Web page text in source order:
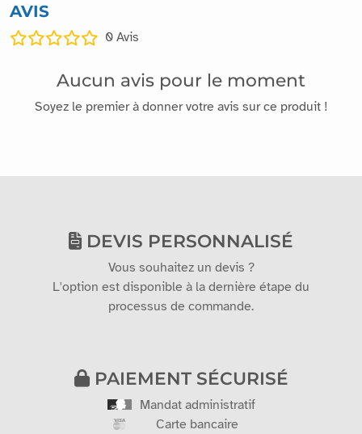
AVIS
0 Avis
Aucun avis pour le moment
Soyez le premier à donner votre avis sur ce produit !
DEVIS PERSONNALISÉ
Vous souhaitez un devis ?
L'option est disponible à la dernière étape du
processus de commande.
PAIEMENT SÉCURISÉ
Mandat administratif
Carte bancaire